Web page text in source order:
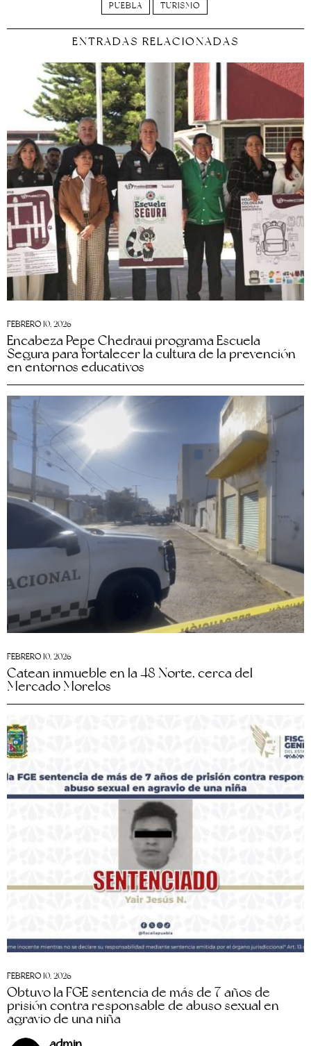
PUEBLA TURISMO
ENTRADAS RELACIONADAS
FEBRERO 10, 2026
Encabeza Pepe Chedraui programa Escuela
Segura para fortalecer la cultura de la prevención
en entornos educativos
FEBRERO 10, 2026
Catean inmueble en la 48 Norte, cerca del
Mercado Morelos
FEBRERO 10, 2026
Obtuvo la FGE sentencia de más de 7 años de
prisión contra responsable de abuso sexual en
agravio de una niña